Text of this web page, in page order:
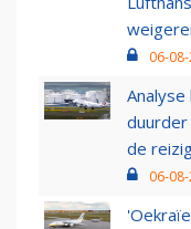
06-
de
06-